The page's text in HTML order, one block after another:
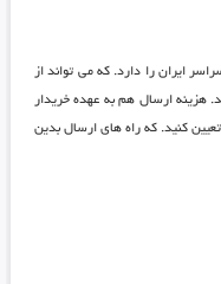
ایران را دارد. که می تواند از
هزینه ارسال هم به عهده خریدار
کنید. که راه های ارسال بدین